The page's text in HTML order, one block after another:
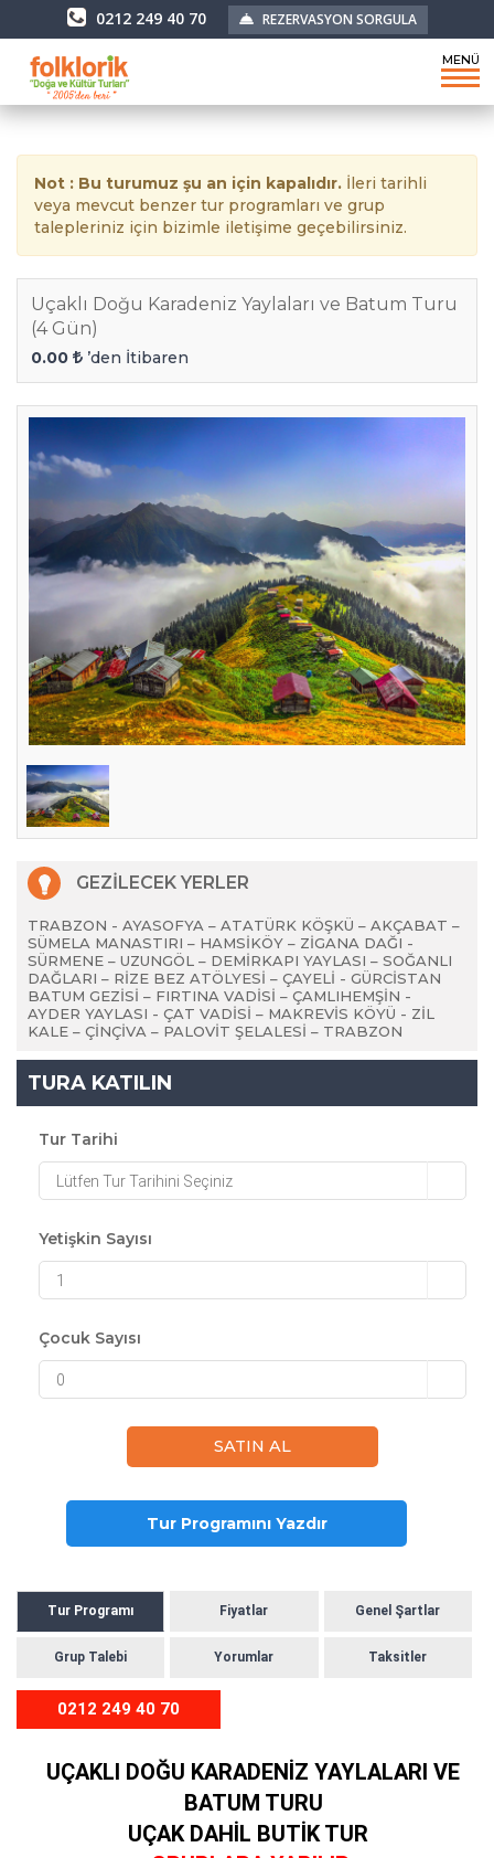
0212 249 40 70 REZERVASYON SORGULA
MENÜ
Not : Bu turumuz şu an için kapalıdır. İleri tarihli
veya mevcut benzer tur programları ve grup
talepleriniz için bizimle iletişime geçebilirsiniz.
Uçaklı Doğu Karadeniz Yaylaları ve Batum Turu
(4 Gün)
0.00 ’den İtibaren
GEZİLECEK YERLER
TRABZON - AYASOFYA – ATATÜRK KÖŞKÜ – AKÇABAT –
SÜMELA MANASTIRI – HAMSİKÖY – ZİGANA DAĞI -
SÜRMENE – UZUNGÖL – DEMİRKAPI YAYLASI – SOĞANLI
DAĞLARI – RİZE BEZ ATÖLYESİ – ÇAYELİ - GÜRCİSTAN
BATUM GEZİSİ – FIRTINA VADİSİ – ÇAMLIHEMŞİN -
AYDER YAYLASI - ÇAT VADİSİ – MAKREVİS KÖYÜ - ZİL
KALE – ÇİNÇİVA – PALOVİT ŞELALESİ – TRABZON
TURA KATILIN
Tur Tarihi
Lütfen Tur Tarihini Seçiniz
Yetişkin Sayısı
1
Çocuk Sayısı
0
Tur Programını Yazdır
Tur Programı Fiyatlar Genel Şartlar
Grup Talebi Yorumlar Taksitler
0212 249 40 70
UÇAKLI DOĞU KARADENİZ YAYLALARI VE
BATUM TURU
UÇAK DAHİL BUTİK TUR